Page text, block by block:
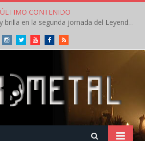
ÚLTIMO CONTENIDO
Crónica: Arch Enemy brilla en la segunda jornada del Leyendas del Rock – Jueves – Agosto 2026
InstagramTwitterYoutubeFacebookRSS